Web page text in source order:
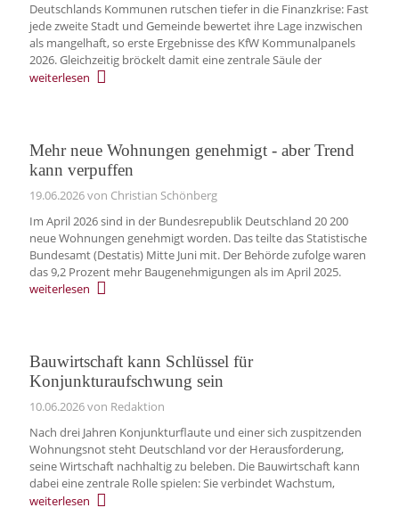
Deutschlands Kommunen rutschen tiefer in die Finanzkrise: Fast
jede zweite Stadt und Gemeinde bewertet ihre Lage inzwischen
als mangelhaft, so erste Ergebnisse des KfW Kommunalpanels
2026. Gleichzeitig bröckelt damit eine zentrale Säule der
weiterlesen
Mehr neue Wohnungen genehmigt - aber Trend
kann verpuffen
19.06.2026von Christian Schönberg
Im April 2026 sind in der Bundesrepublik Deutschland 20 200
neue Wohnungen genehmigt worden. Das teilte das Statistische
Bundesamt (Destatis) Mitte Juni mit. Der Behörde zufolge waren
das 9,2 Prozent mehr Baugenehmigungen als im April 2025.
weiterlesen
Bauwirtschaft kann Schlüssel für
Konjunkturaufschwung sein
10.06.2026von Redaktion
Nach drei Jahren Konjunkturflaute und einer sich zuspitzenden
Wohnungsnot steht Deutschland vor der Herausforderung,
seine Wirtschaft nachhaltig zu beleben. Die Bauwirtschaft kann
dabei eine zentrale Rolle spielen: Sie verbindet Wachstum,
weiterlesen